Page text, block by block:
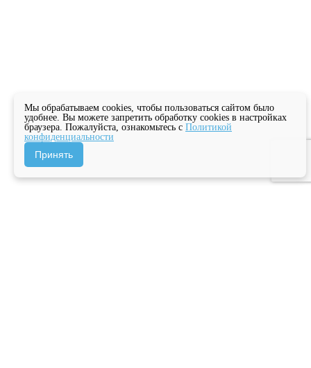
Мы обрабатываем cookies, чтобы пользоваться сайтом было
удобнее. Вы можете запретить обработку cookies в настройках
браузера. Пожалуйста, ознакомьтесь с Политикой
конфиденциальности
Принять